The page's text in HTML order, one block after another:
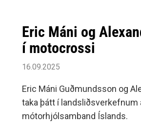
Eric Máni og
í motocrossi
16.09.2025
Eric Máni Guðmundsson og
taka þátt í landsliðsverkefnum
mótorhjólsamband Íslands.